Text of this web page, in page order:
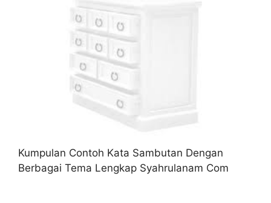
Kumpulan Contoh Kata Sambutan Dengan
Berbagai Tema Lengkap Syahrulanam Com